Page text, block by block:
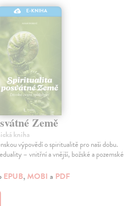
E-KNIHA
Země
kniha
výpovědí o spiritualitě pro naši dobu.
– vnitřní a vnější, božské a pozemské
EPUB, MOBI a PDF